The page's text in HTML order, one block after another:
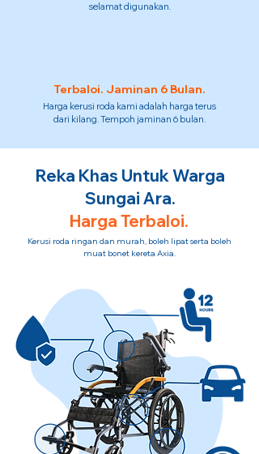
selamat digunakan.
Terbaloi. Jaminan 6 Bulan.
Harga kerusi roda kami adalah harga terus
dari kilang. Tempoh jaminan 6 bulan.
Reka Khas Untuk Warga
Sungai Ara.
Harga Terbaloi.
Kerusi roda ringan dan murah, boleh lipat serta boleh
muat bonet kereta Axia.